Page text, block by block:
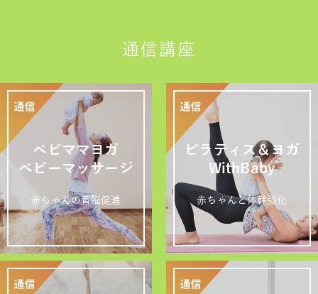
通信講座
ベビママヨガ
ベビーマッサージ
赤ちゃんの育脳促進
ピラティス＆ヨガ
WithBaby
赤ちゃんと体幹強化